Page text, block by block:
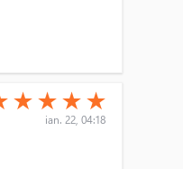
(*)
★ (*)
★ (*)
★ (*)
★
ian. 22, 04:18